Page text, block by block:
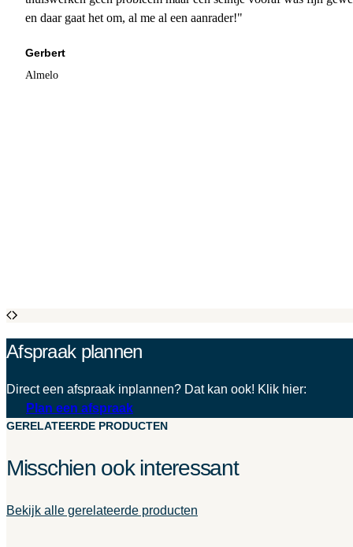
en daar gaat het om, al me al een aanrader!"
Gerbert
Almelo
Afspraak plannen
Direct een afspraak inplannen? Dat kan ook! Klik hier:
Plan een afspraak
GERELATEERDE PRODUCTEN
Misschien ook interessant
Bekijk alle gerelateerde producten